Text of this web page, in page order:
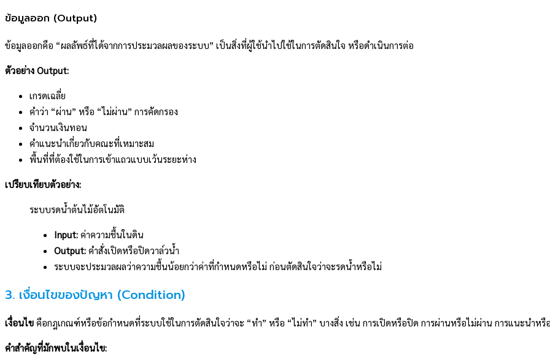
ข้อมูลออก (Output)
ข้อมูลออกคือ “ผลลัพธ์ที่ได้จากการประมวลผลของระบบ” เป็นสิ่งที่ผู้ใช้นำไปใช้ในการตัดสินใจ หรือดำเนินการต่อ
ตัวอย่าง Output:
เกรดเฉลี่ย
คำว่า “ผ่าน” หรือ “ไม่ผ่าน” การคัดกรอง
จำนวนเงินทอน
คำแนะนำเกี่ยวกับคณะที่เหมาะสม
พื้นที่ที่ต้องใช้ในการเข้าแถวแบบเว้นระยะห่าง
เปรียบเทียบตัวอย่าง:
ระบบรดน้ำต้นไม้อัตโนมัติ
Input: ค่าความชื้นในดิน
Output: คำสั่งเปิดหรือปิดวาล์วน้ำ
ระบบจะประมวลผลว่าความชื้นน้อยกว่าค่าที่กำหนดหรือไม่ ก่อนตัดสินใจว่าจะรดน้ำหรือไม่
3. เงื่อนไขของปัญหา (Condition)
เงื่อนไข คือกฎเกณฑ์หรือข้อกำหนดที่ระบบใช้ในการตัดสินใจว่าจะ “ทำ” หรือ “ไม่ทำ” บางสิ่ง เช่น การเปิดหรือปิด การผ่านหรือไม่ผ่าน การแนะนำหรื
คำสำคัญที่มักพบในเงื่อนไข: